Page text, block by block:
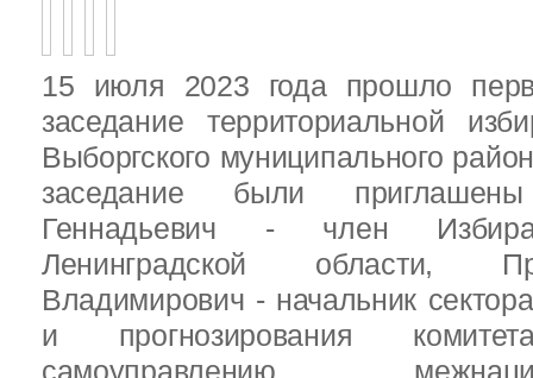
15 июля 2023 года прошло
заседание территориальной
Выборгского муниципального
заседание были
Геннадьевич - член
Ленинградской области,
Владимирович - начальник
и прогнозирования
самоуправлению,